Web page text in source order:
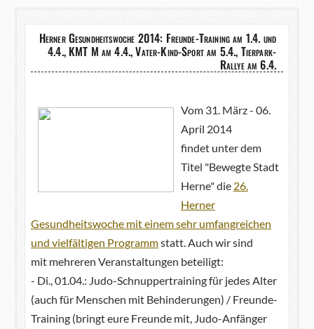
Herner Gesundheitswoche 2014: Freunde-Training am 1.4. und
4.4., KMT M am 4.4., Vater-Kind-Sport am 5.4., Tierpark-
Rallye am 6.4.
Vom 31. März - 06.
April 2014
findet unter dem
Titel "Bewegte Stadt
Herne" die 26.
Herner
Gesundheitswoche mit einem sehr umfangreichen
und vielfältigen Programmstatt. Auch wir sind
mit mehreren Veranstaltungen beteiligt:
- Di., 01.04.: Judo-Schnuppertraining für jedes Alter
(auch für Menschen mit Behinderungen) / Freunde-
Training (bringt eure Freunde mit, Judo-Anfänger